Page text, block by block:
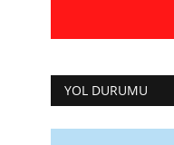
YOL DURUMU